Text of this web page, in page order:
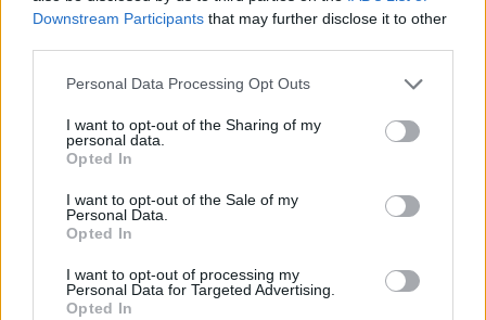
Downstream Participants that may further disclose it to other
Personal Data Processing Opt Outs
I want to opt-out of the Sharing of my
personal data.
Opted In
I want to opt-out of the Sale of my
Personal Data.
Opted In
I want to opt-out of processing my
Personal Data for Targeted Advertising.
Opted In
Rekord alacsony a Velencei-tó vízszintje. Alkalmazkodási válság
a tó múltját, jelenét, jövőjét.
A mesterséges intelligencia már
vírusokat is előállít